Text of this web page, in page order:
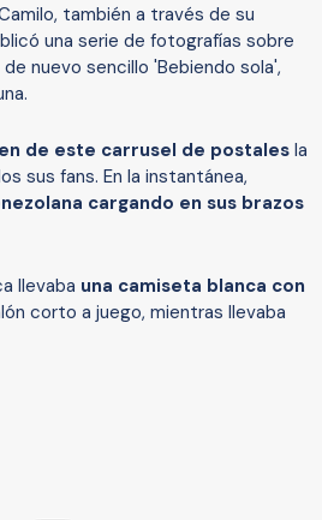
también a través de su
una serie de fotografías sobre
nuevo sencillo 'Bebiendo sola',
de este carrusel de postales la
sus fans. En la instantánea,
cargando en sus brazos
llevaba una camiseta blanca con
corto a juego, mientras llevaba